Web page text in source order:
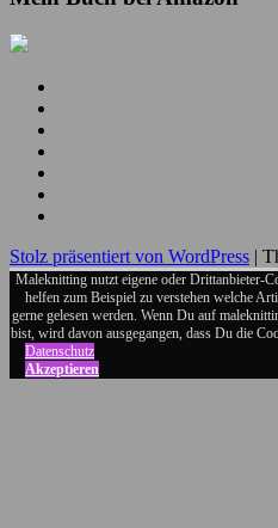
Twitter
auch
auf
Google+
Stolz präsentiert von WordPress |
Maleknitting nutzt eigene oder Drittanbieter-
helfen zum Beispiel zu verstehen welche
gerne gelesen werden. Wenn Du auf
bist, wird davon ausgegangen, dass Du die
Datenschutz
Akzeptieren